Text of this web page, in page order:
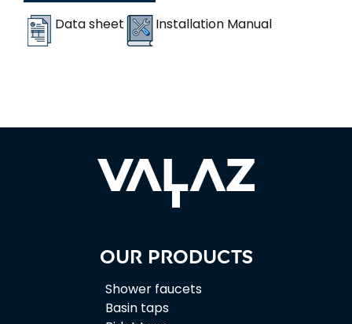
Data sheet Installation Manual
Our products
Shower faucets
Basin taps